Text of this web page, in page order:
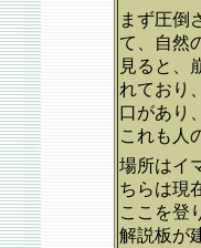
まず圧倒
て、自然
見ると、
れており
口があり
これも人
場所はイ
ちらは現
ここを登
解説板が